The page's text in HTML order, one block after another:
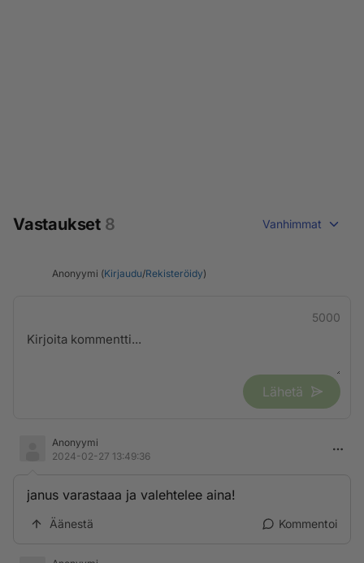
Vastaukset 8 Vanhimmat
Anonyymi (Kirjaudu/Rekisteröidy)
5000
Lähetä
Anonyymi
2024-02-27 13:49:36
janus varastaaa ja valehtelee aina!
Äänestä Kommentoi